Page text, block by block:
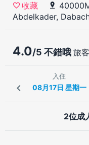
收藏
Abdelkader,
4.0/5 不錯哦 旅
入住
2位成